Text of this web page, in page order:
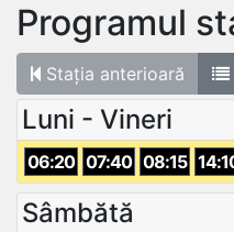
Programul
Stația anterioară
Luni - Vineri
06:20 07:40 08:15
Sâmbătă